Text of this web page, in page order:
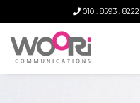
010 . 8593 . 8222